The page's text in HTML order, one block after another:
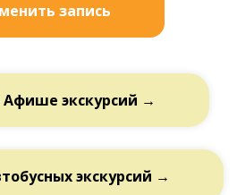
запись
Афише экскурсий →
экскурсий →